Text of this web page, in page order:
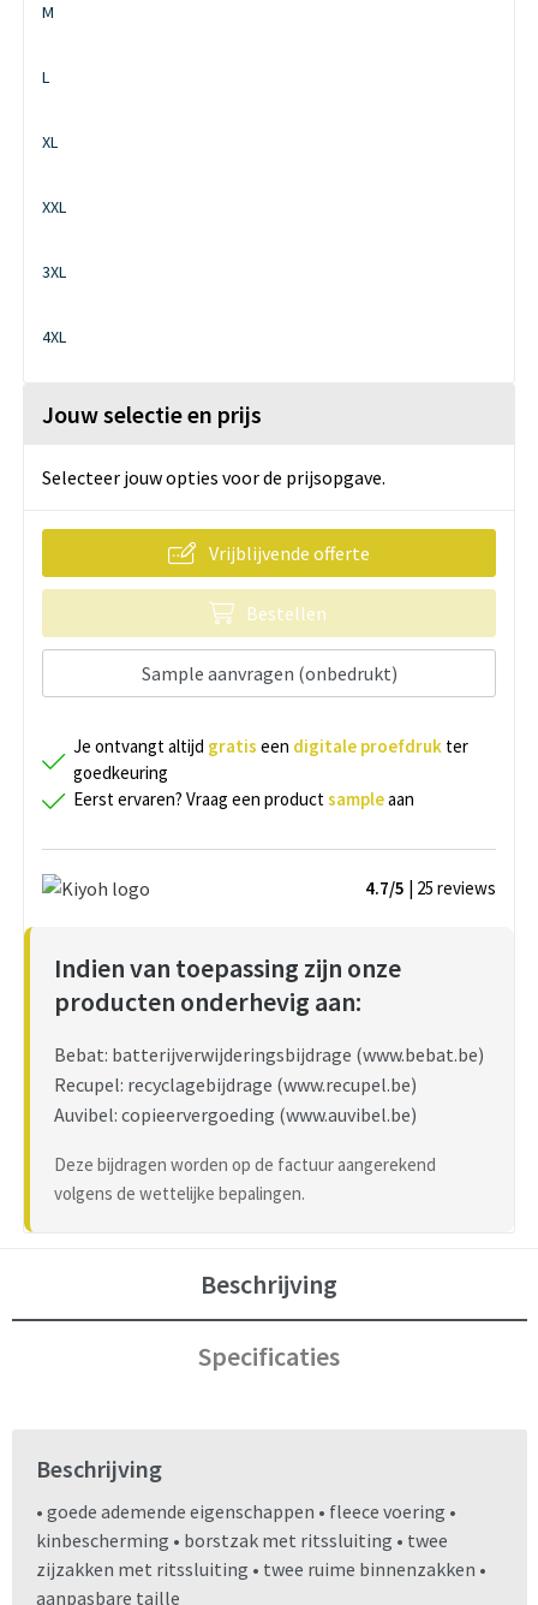
M
L
XL
XXL
3XL
4XL
Jouw selectie en prijs
Selecteer jouw opties voor de prijsopgave.
Vrijblijvende offerte
Bestellen
Sample aanvragen (onbedrukt)
Je ontvangt altijd gratis een digitale proefdruk ter
goedkeuring
Eerst ervaren? Vraag een productsampleaan
4.7/5 | 25 reviews
Indien van toepassing zijn onze
producten onderhevig aan:
Bebat: batterijverwijderingsbijdrage (www.bebat.be)
Recupel: recyclagebijdrage (www.recupel.be)
Auvibel: copieervergoeding (www.auvibel.be)
Deze bijdragen worden op de factuur aangerekend
volgens de wettelijke bepalingen.
Beschrijving
Specificaties
Beschrijving
• goede ademende eigenschappen • fleece voering •
kinbescherming • borstzak met ritssluiting • twee
zijzakken met ritssluiting • twee ruime binnenzakken •
aanpasbare taille